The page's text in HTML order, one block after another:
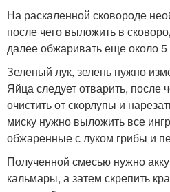
На раскаленной сковороде
после чего выложить в
далее обжаривать еще около 5
Зеленый лук, зелень нужно
Яйца следует отварить, после
очистить от скорлупы и
миску нужно выложить все
обжаренные с луком грибы и
Полученной смесью нужно
кальмары, а затем скрепить